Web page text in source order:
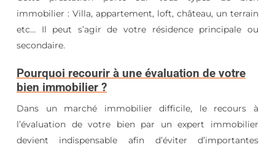
immobilier : Villa, appartement, loft, château, un terrain
etc… Il peut s’agir de votre résidence principale ou
secondaire.
Pourquoi recourir à une évaluation de votre
bien immobilier ?
Dans un marché immobilier difficile, le recours à
l’évaluation de votre bien par un expert immobilier
devient indispensable afin d’éviter d’importantes